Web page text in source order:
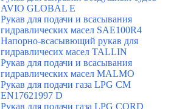
AVIO GLOBAL E
Рукав для подачи и всасывания
гидравлических масел SAE100R4
Напорно-всасывющий рукав для
гидравличесих масел TALLIN
Рукав для подачи и всасывания
гидравлических масел MALMO
Рукав для подачи газа LPG CM
EN17621997 D
Рукав для подачи газа LPG CORD